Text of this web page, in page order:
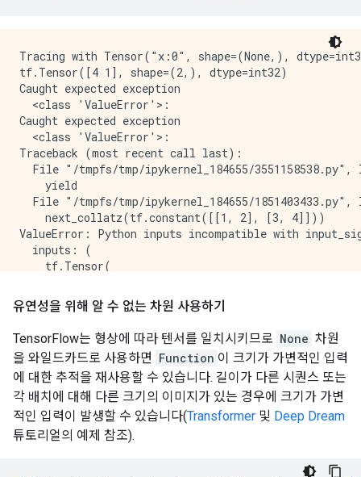
Tracing with Tensor("x:0", shape=(None,),
tf.Tensor([4 1], shape=(2,), dtype=int32)
Caught expected exception
  <class 'ValueError'>:
Caught expected exception
  <class 'ValueError'>:
Traceback (most recent call last):
File "/tmpfs/tmp/ipykernel_184655/3551158538.py",
    yield
File "/tmpfs/tmp/ipykernel_184655/1851403433.py",
    next_collatz(tf.constant([[1, 2], [3, 4]]))
ValueError: Python inputs incompatible with
  inputs: (
    tf.Tensor(
[3 4]], shape=(2, 2), dtype=int32))
  input_signature: (
TensorSpec(shape=(None,), dtype=tf.int32,
Traceback (most recent call last):
File "/tmpfs/tmp/ipykernel_184655/3551158538.py",
    yield
File "/tmpfs/tmp/ipykernel_184655/1851403433.py",
    next_collatz(tf.constant([1.0, 2.0]))
ValueError: Python inputs incompatible with
  inputs: (
유연성을 위해 알 수 없는 차원 사용하기
TensorFlow는 형상에 따라 텐서를 일치시키므로 None 차원
을 와일드카드로 사용하면 Function 이 크기가 가변적인 입력
에 대한 추적을 재사용할 수 있습니다. 길이가 다른 시퀀스 또는
각 배치에 대해 다른 크기의 이미지가 있는 경우에 크기가 가변
적인 입력이 발생할 수 있습니다(Transformer 및 Deep Dream
튜토리얼의 예제 참조).